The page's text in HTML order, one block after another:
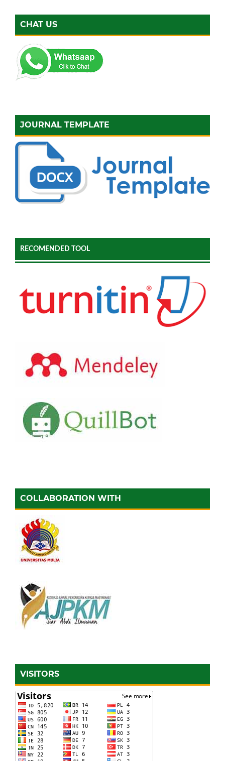
CHAT US
JOURNAL TEMPLATE
RECOMENDED TOOL
COLLABORATION WITH
VISITORS